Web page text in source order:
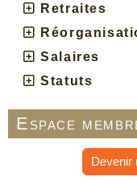
Retraites
Salaires
Statuts
Espace
Devenir